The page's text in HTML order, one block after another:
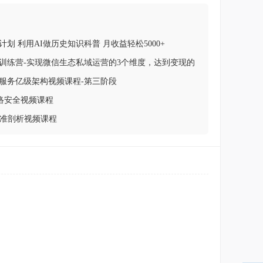
划 利用AI做历史知识科普 月收益轻松5000+
练营-实现微信生态私域运营的3个维度，达到变现的
务亿级架构视频课程-第三阶段
安全视频课程
剖析视频课程